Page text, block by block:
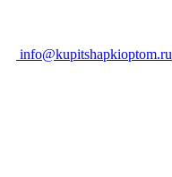
info@kupitshapkioptom.ru